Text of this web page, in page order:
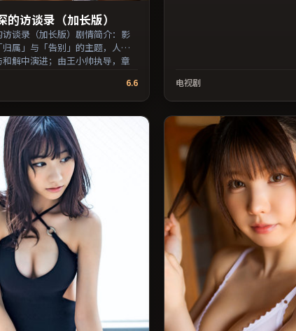
的访谈录（加长版）
谈录（加长版）剧情简介：影
属」与「告别」的主题，人物
解中演进；由王小帅执导，章
2018年上映 / 2018年5月8日于
映，网络平台同步更新片源。
节与导演风格的深度观影人
资源大全免费条目索引，支持
检索。）
6.6 电视剧